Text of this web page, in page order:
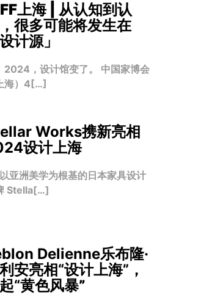
上海 | 从认知到认
很多可能将发生在
设计源」
，设计馆变了。 中国家博会
海）4[…]
Works携新亮相
设计上海
洲美学为根基的日本家具设计
Stella[…]
Delienne乐布隆·
安亮相“设计上海”，
“黄色风暴”